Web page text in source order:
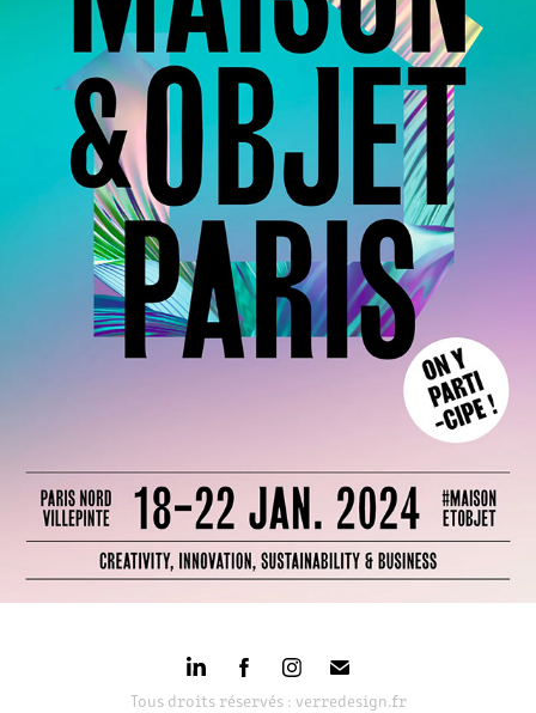
MAISON & OBJET - JANVIER 2024 -PARIS
2024
Tous droits réservés : verredesign.fr